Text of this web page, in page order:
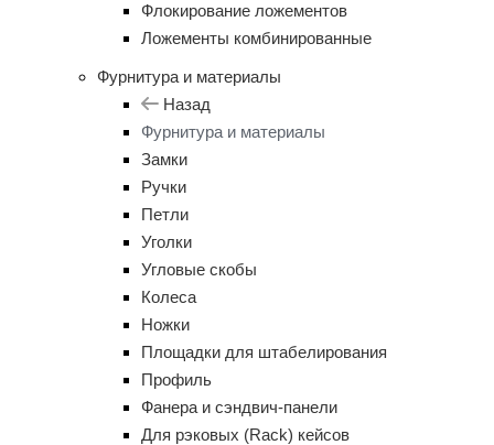
Флокирование ложементов
Ложементы комбинированные
Фурнитура и материалы
Назад
Фурнитура и материалы
Замки
Ручки
Петли
Уголки
Угловые скобы
Колеса
Ножки
Площадки для штабелирования
Профиль
Фанера и сэндвич-панели
Для рэковых (Rack) кейсов